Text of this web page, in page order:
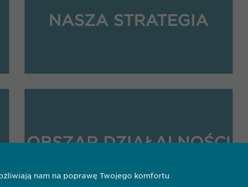
NASZA STRATEGIA
OBSZAR DZIAŁALNOŚCI
nam na poprawę Twojego komfortu